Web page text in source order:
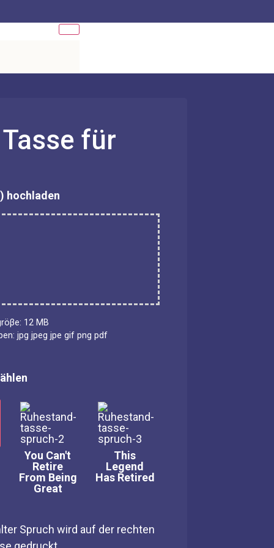
für
hochladen
12 MB
jpg jpeg jpe gif png pdf
You Can't
Retire
From Being
Great
This
Legend
Has Retired
Spruch wird auf der rechten